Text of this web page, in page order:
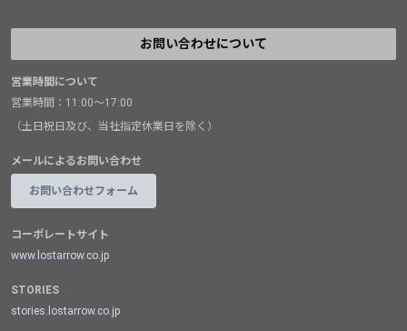
お問い合わせについて
営業時間について
営業時間：11:00～17:00
（土日祝日及び、当社指定休業日を除く）
メールによるお問い合わせ
お問い合わせフォーム
コーポレートサイト
www.lostarrow.co.jp
STORIES
stories.lostarrow.co.jp